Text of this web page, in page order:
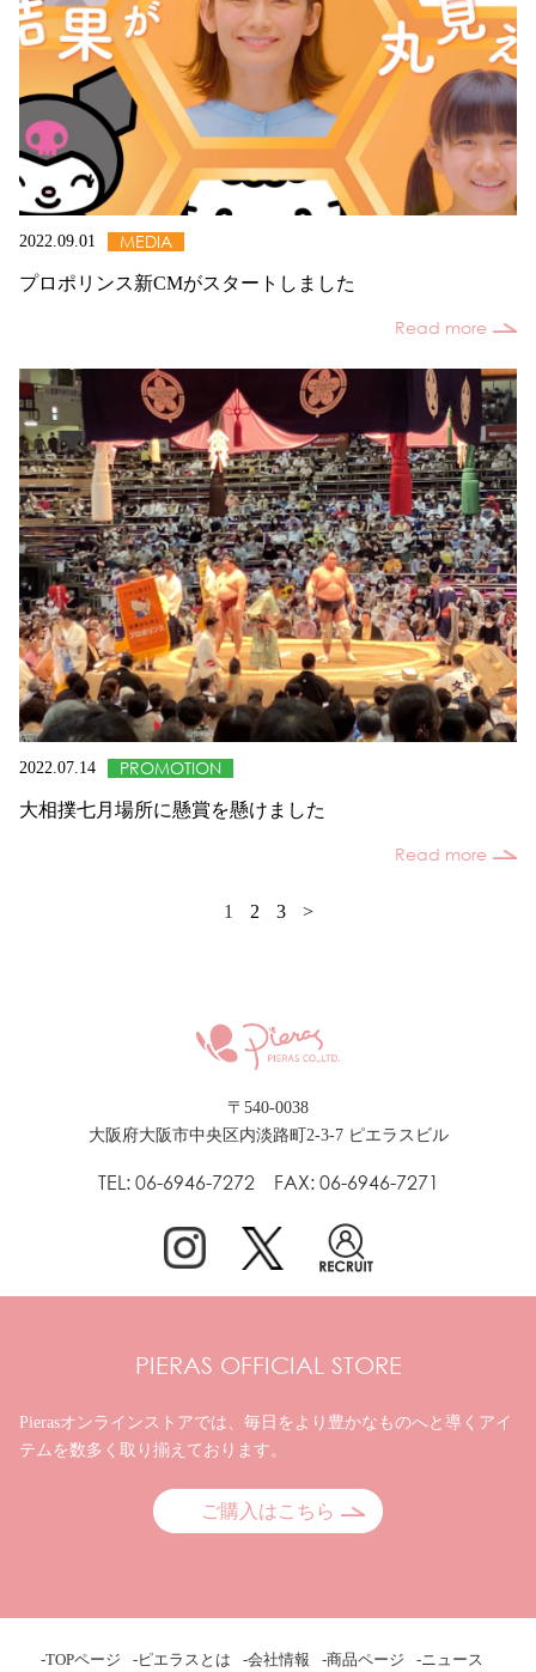
2022.09.01 MEDIA
プロポリンス新CMがスタートしました
Read more
2022.07.14 PROMOTION
大相撲七月場所に懸賞を懸けました
Read more
1 2 3 >
〒540-0038
大阪府大阪市中央区内淡路町2-3-7 ピエラスビル
TEL: 06-6946-7272 FAX: 06-6946-7271
PIERAS OFFICIAL STORE
Pierasオンラインストアでは、毎日をより豊かなものへと 導くアイ
テムを数多く取り揃えております。
ご購入はこちら
-TOPページ -ピエラスとは -会社情報 -商品ページ -ニュース